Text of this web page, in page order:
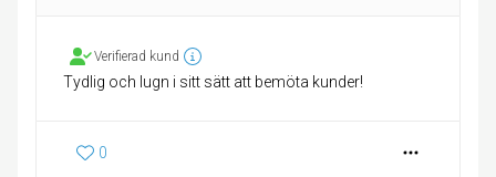
Verifierad kund
Tydlig och lugn i sitt sätt att bemöta kunder!
0